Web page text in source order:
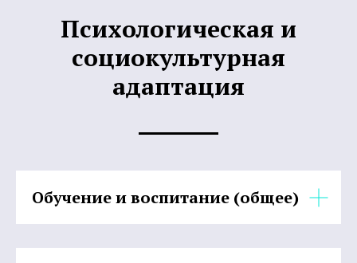
Психологическая и
социокультурная
адаптация
Обучение и воспитание (общее)